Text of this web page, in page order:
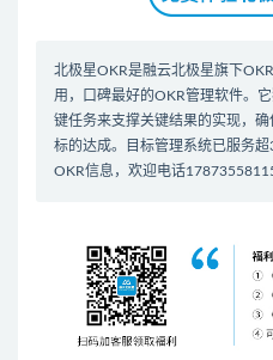
北极星OKR是融云北极星旗下
用 ，口碑最好的OKR管理软件。
键任务来支撑关键结果的实现，
标的达成。
目标管理系统已服务
OKR信息，欢迎电话